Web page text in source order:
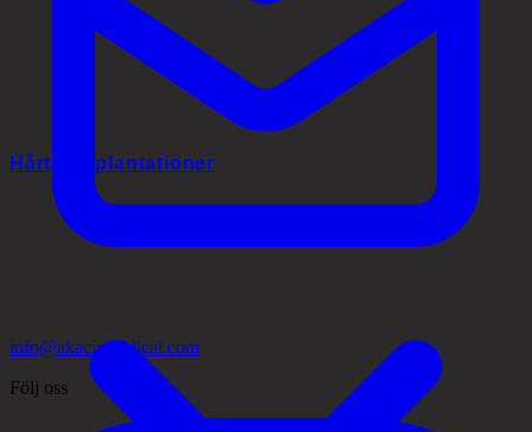
Hårtransplantationer
info@akaciamedical.com
Följ oss